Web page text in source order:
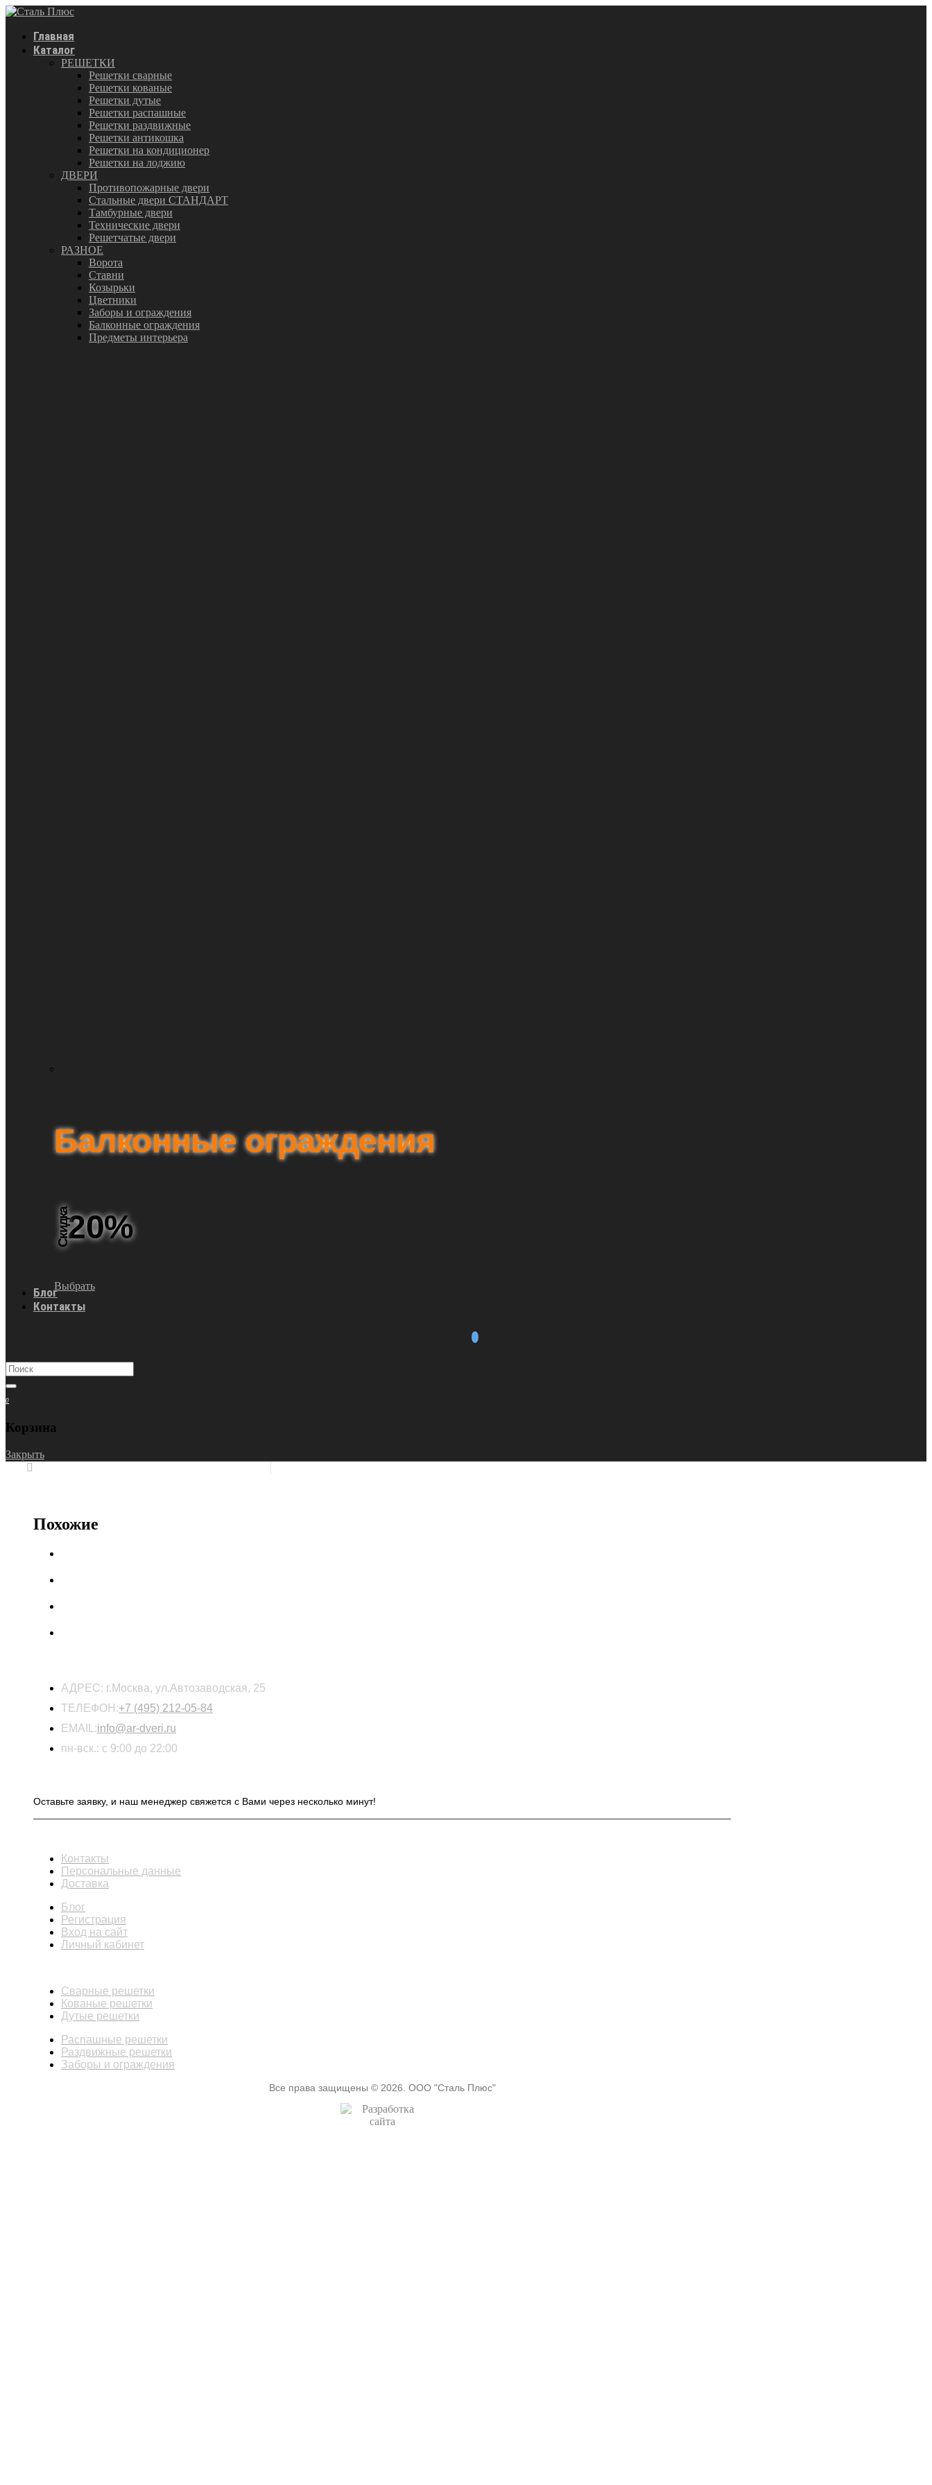
Главная
Каталог
РЕШЕТКИ
Решетки сварные
Решетки кованые
Решетки дутые
Решетки распашные
Решетки раздвижные
Решетки антикошка
Решетки на кондиционер
Решетки на лоджию
ДВЕРИ
Противопожарные двери
Стальные двери СТАНДАРТ
Тамбурные двери
Технические двери
Решетчатые двери
РАЗНОЕ
Ворота
Ставни
Козырьки
Цветники
Заборы и ограждения
Балконные ограждения
Предметы интерьера
Балконные ограждения
Скидка20%
Выбрать
Блог
Контакты
0
Корзина
Закрыть
Похожие
АДРЕС: г.Москва, ул.Автозаводская, 25
ТЕЛЕФОН:+7 (495) 212-05-84
EMAIL:info@ar-dveri.ru
пн-вск.: с 9:00 до 22:00
Оставьте заявку, и наш менеджер свяжется с Вами через несколько минут!
Контакты
Персональные данные
Доставка
Блог
Регистрация
Вход на сайт
Личный кабинет
Сварные решетки
Кованые решетки
Дутые решетки
Распашные решетки
Раздвижные решетки
Заборы и ограждения
Все права защищены © 2026. ООО "Сталь Плюс"